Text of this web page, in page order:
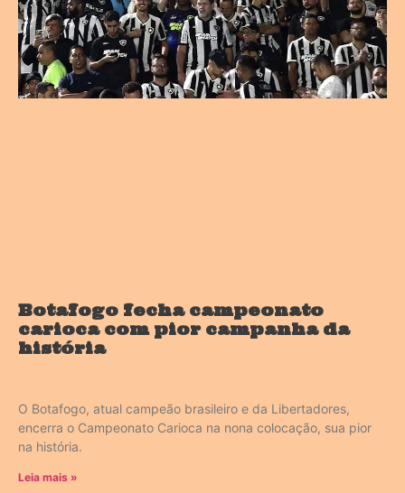
Botafogo fecha campeonato
carioca com pior campanha da
história
O Botafogo, atual campeão brasileiro e da Libertadores,
encerra o Campeonato Carioca na nona colocação, sua pior
na história.
Leia mais »